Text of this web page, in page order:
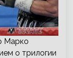
Марко
о трилогии